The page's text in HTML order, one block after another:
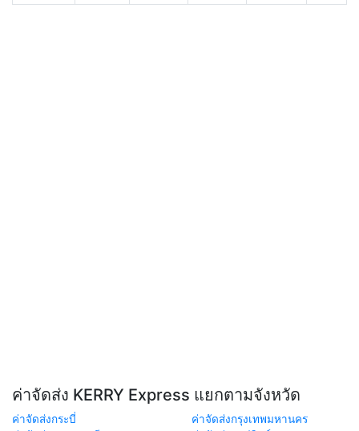
ค่าจัดส่ง KERRY Express แยกตามจังหวัด
ค่าจัดส่งกระบี่
ค่าจัดส่งกรุงเทพมหานคร